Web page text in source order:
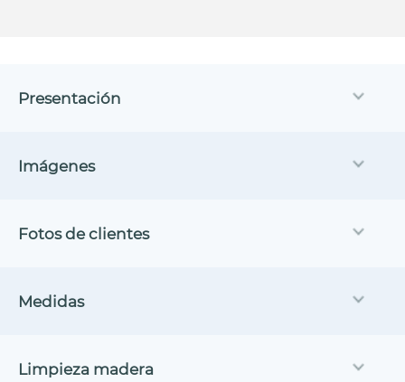
Presentación
Imágenes
Fotos de clientes
Medidas
Limpieza madera